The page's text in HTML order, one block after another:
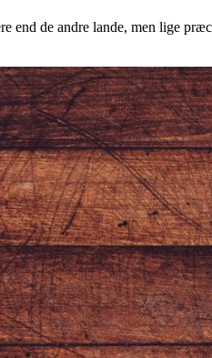
end de andre lande, men lige